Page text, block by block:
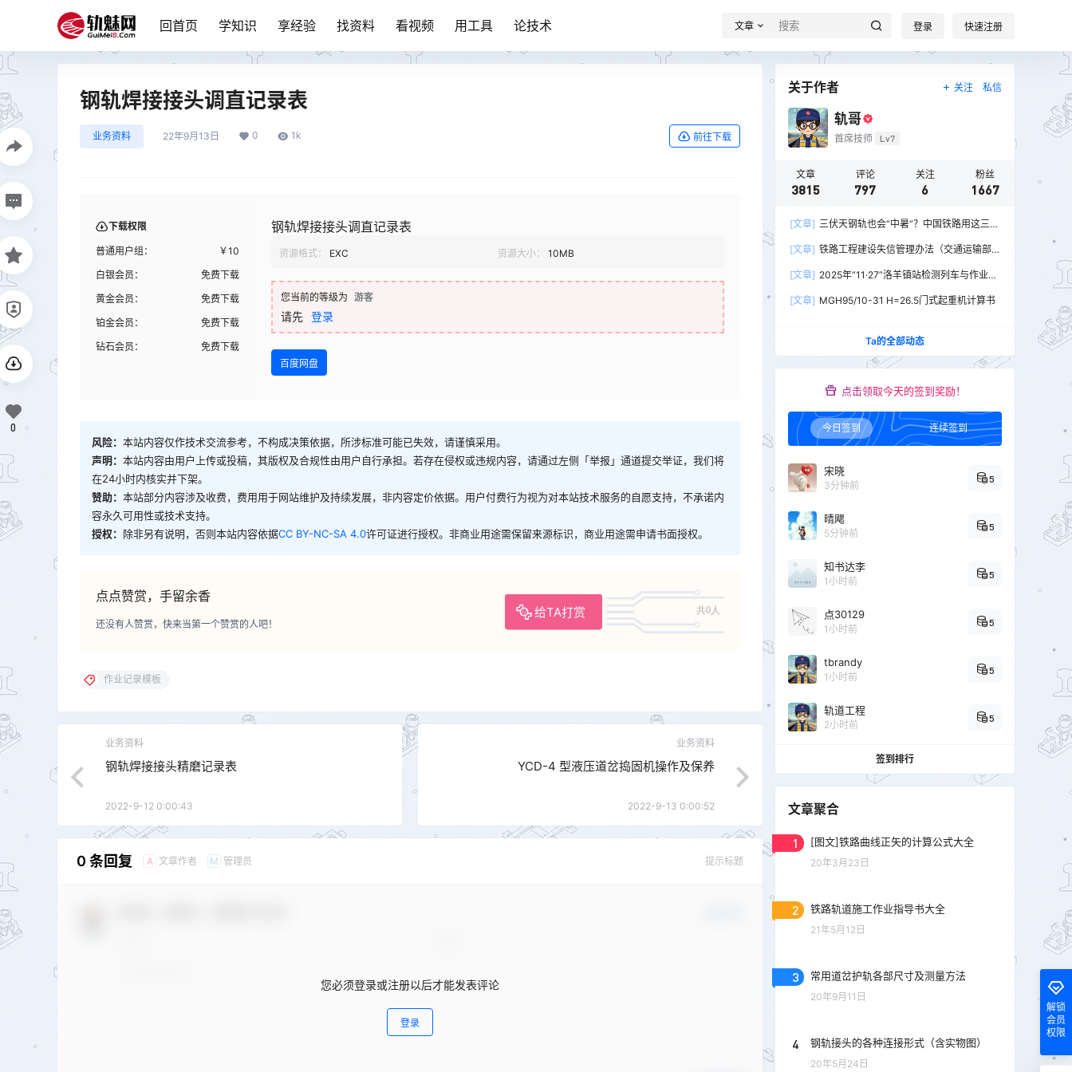
回首页 学知识 享经验 找资料 看视频 用工具 论技术 文章 登录 快速注册
钢轨焊接接头调直记录表
业务资料 22年9月13日 0 1k 前往下载
下载权限
普通用户组： ￥10
白银会员：
免费下载
黄金会员：
免费下载
铂金会员：
免费下载
钻石会员：
免费下载
钢轨焊接接头调直记录表
资源格式： EXC 资源大小： 10MB
您当前的等级为 游客
请先 登录
百度网盘
风险： 本站内容仅作技术交流参考，不构成决策依据，所涉标准可能已失效，请谨慎采用。
声明： 本站内容由用户上传或投稿，其版权及合规性由用户自行承担。若存在侵权或违规内容，请通过左侧「举报」通道提交举证，我们将
在24小时内核实并下架。
赞助： 本站部分内容涉及收费，费用用于网站维护及持续发展，非内容定价依据。用户付费行为视为对本站技术服务的自愿支持，不承诺内
容永久可用性或技术支持。
授权： 除非另有说明，否则本站内容依据CC BY-NC-SA 4.0许可证进行授权。非商业用途需保留来源标识，商业用途需申请书面授权。
点点赞赏，手留余香
给TA打赏 共0人
还没有人赞赏，快来当第一个赞赏的人吧！
0
作业记录模板
业务资料
钢轨焊接接头精磨记录表
2022-9-12 0:00:43
业务资料
YCD-4 型液压道岔捣固机操作及保养
2022-9-13 0:00:52
0 条回复 A 文章作者 M 管理员 提示标题
您必须登录或注册以后才能发表评论
登录
关于作者 关注 私信
轨哥
首席技师 Lv7
文章
3815
评论
797
关注
6
粉丝
1667
[文章] 三伏天钢轨也会“中暑”？中国铁路用这三招
[文章] 铁路工程建设失信管理办法（交通运输部
[文章] 2025年“11·27”洛羊镇站检测列车与作业人
[文章] MGH95/10-31 H=26.5门式起重机计算书
Ta的全部动态
点击领取今天的签到奖励！
今日签到 连续签到
宋晓
3分钟前
5
晴飔
5分钟前
5
知书达李
1小时前
5
点30129
1小时前
5
tbrandy
1小时前
5
轨道工程
2小时前
5
签到排行
文章聚合
1 [图文]铁路曲线正矢的计算公式大全
20年3月23日
2 铁路轨道施工作业指导书大全
21年5月12日
3 常用道岔护轨各部尺寸及测量方法
20年9月11日
4 钢轨接头的各种连接形式（含实物图）
20年5月24日
解锁
会员
权限